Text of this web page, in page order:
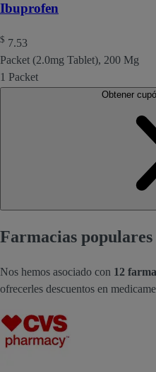
Ibuprofen
$ 7.53
Packet (2.0mg Tablet), 200 Mg
1 Packet
Farmacias
Nos hemos asociado con 12
ofrecerles descuentos en